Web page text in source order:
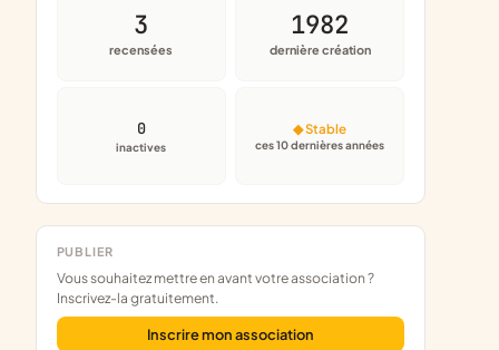
3
recensées
1982
dernière création
0
inactives
◆ Stable
ces 10 dernières années
PUBLIER
Vous souhaitez mettre en avant votre association ?
Inscrivez-la gratuitement.
Inscrire mon association